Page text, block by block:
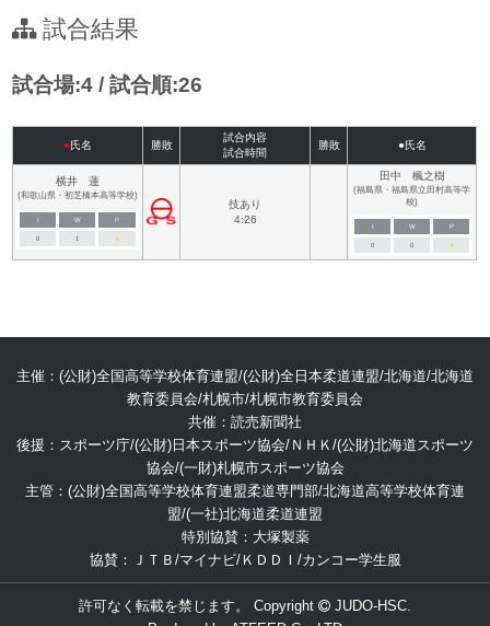
試合結果
試合場:4 / 試合順:26
●氏名 勝敗
試合内容
試合時間
勝敗 ●氏名
横井 蓮
(和歌山県・初芝橋本高等学校)
I W P
0 1 ■
技あり
4:26
田中 楓之樹
(福島県・福島県立田村高等学
校)
I W P
0 0 ■
主催：(公財)全国高等学校体育連盟/(公財)全日本柔道連盟/北海道/北海道
教育委員会/札幌市/札幌市教育委員会
共催：読売新聞社
後援：スポーツ庁/(公財)日本スポーツ協会/ＮＨＫ/(公財)北海道スポーツ
協会/(一財)札幌市スポーツ協会
主管：(公財)全国高等学校体育連盟柔道専門部/北海道高等学校体育連
盟/(一社)北海道柔道連盟
特別協賛：大塚製薬
協賛：ＪＴＢ/マイナビ/ＫＤＤＩ/カンコー学生服
許可なく転載を禁じます。 Copyright
JUDO-HSC.